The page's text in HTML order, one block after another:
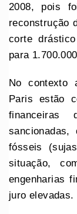
2008, pois
reconstrução
corte
para
No contexto
Paris estão
financeiras
fósseis
situação,
engenharias
juro elevadas.